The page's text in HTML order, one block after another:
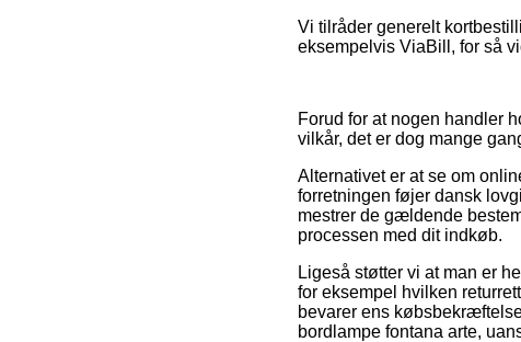
Vi tilråder generelt
eksempelvis ViaBill, for så
Forud for at nogen handler
vilkår, det er dog mange
Alternativet er at se om
forretningen føjer dansk
mestrer de gældende
processen med dit indkøb.
Ligeså støtter vi at man er
for eksempel hvilken
bevarer ens
bordlampe fontana arte,